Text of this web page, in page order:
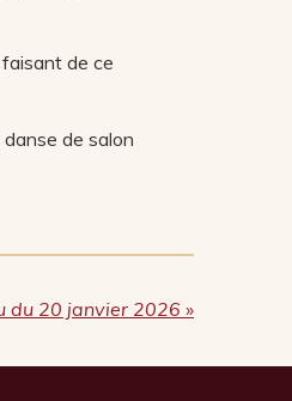
de ce
de salon
du 20 janvier 2026»